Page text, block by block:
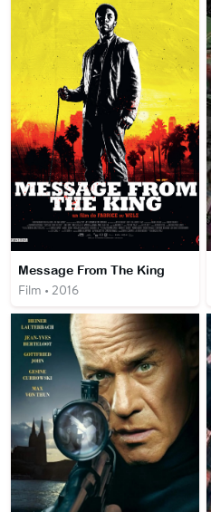
Message From The King
Film • 2016